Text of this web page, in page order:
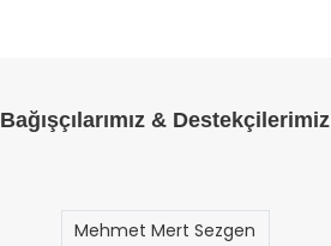
Bağışçılarımız & Destekçilerimiz
Mehmet Mert Sezgen